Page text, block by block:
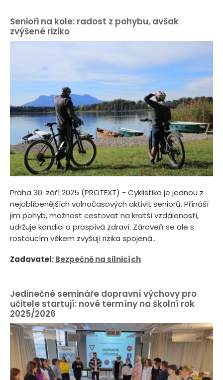
Senioři na kole: radost z pohybu, avšak
zvýšené riziko
Praha 30. září 2025 (PROTEXT) - Cyklistika je jednou z
nejoblíbenějších volnočasových aktivit seniorů. Přináší
jim pohyb, možnost cestovat na kratší vzdálenosti,
udržuje kondici a prospívá zdraví. Zároveň se ale s
rostoucím věkem zvyšují rizika spojená...
Zadavatel:Bezpečně na silnicích
Jedinečné semináře dopravní výchovy pro
učitele startují: nové termíny na školní rok
2025/2026